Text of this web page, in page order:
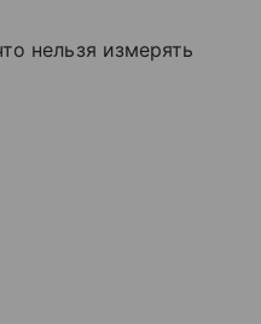
нельзя измерять